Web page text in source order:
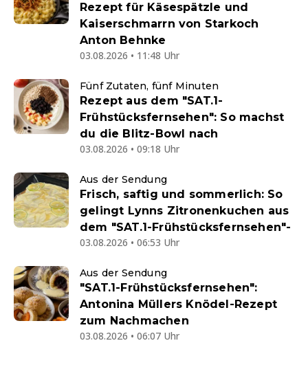
Rezept für Käsespätzle und
Kaiserschmarrn von Starkoch
Anton Behnke
03.08.2026 • 11:48 Uhr
Fünf Zutaten, fünf Minuten
Rezept aus dem "SAT.1-
Frühstücksfernsehen": So machst
du die Blitz-Bowl nach
03.08.2026 • 09:18 Uhr
Aus der Sendung
Frisch, saftig und sommerlich: So
gelingt Lynns Zitronenkuchen aus
dem "SAT.1-Frühstücksfernsehen"-
03.08.2026 • 06:53 Uhr
Aus der Sendung
"SAT.1-Frühstücksfernsehen":
Antonina Müllers Knödel-Rezept
zum Nachmachen
03.08.2026 • 06:07 Uhr